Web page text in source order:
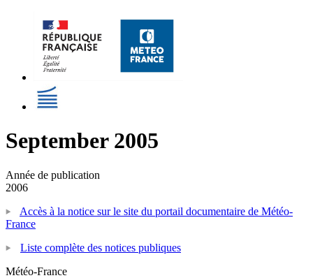
September 2005
Année de publication
2006
Accès à la notice sur le site du portail documentaire de Météo-
France
Liste complète des notices publiques
Météo-France